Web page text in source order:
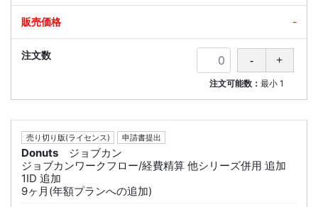
-
注文可能数：最小 1
売り切り版(ライセンス) 申請書提出
Donuts
ジョブカン
ジョブカンワークフロー/経費精算 他シリーズ併用 追加
1ID 追加
9ヶ月(年額プランへの追加)